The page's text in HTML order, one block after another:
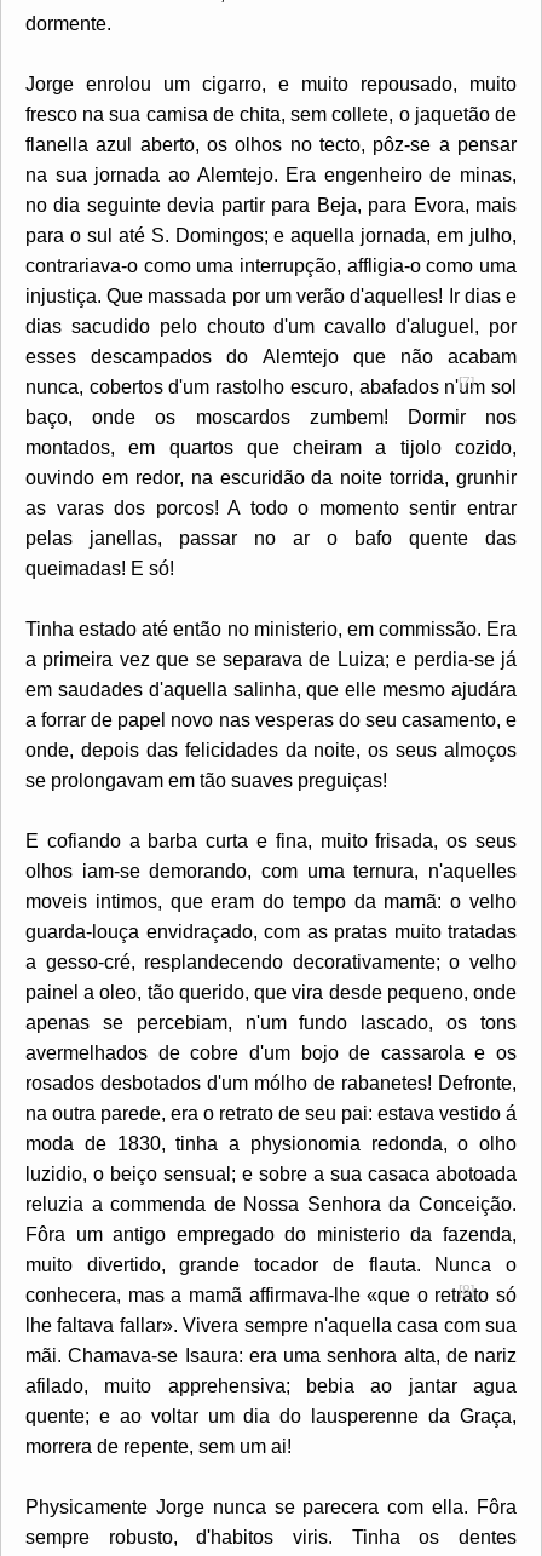
dormente.
Jorge enrolou um cigarro, e muito repousado, muito
fresco na sua camisa de chita, sem collete, o jaquetão de
flanella azul aberto, os olhos no tecto, pôz-se a pensar
na sua jornada ao Alemtejo. Era engenheiro de minas,
no dia seguinte devia partir para Beja, para Evora, mais
para o sul até S. Domingos; e aquella jornada, em julho,
contrariava-o como uma interrupção, affligia-o como uma
injustiça. Que massada por um verão d'aquelles! Ir dias e
dias sacudido pelo chouto d'um cavallo d'aluguel, por
esses descampados do Alemtejo que não acabam
nunca, cobertos d'um rastolho escuro, abafados n'um
[7]
sol
baço, onde os moscardos zumbem! Dormir nos
montados, em quartos que cheiram a tijolo cozido,
ouvindo em redor, na escuridão da noite torrida, grunhir
as varas dos porcos! A todo o momento sentir entrar
pelas janellas, passar no ar o bafo quente das
queimadas! E só!
Tinha estado até então no ministerio, em commissão. Era
a primeira vez que se separava de Luiza; e perdia-se já
em saudades d'aquella salinha, que elle mesmo ajudára
a forrar de papel novo nas vesperas do seu casamento, e
onde, depois das felicidades da noite, os seus almoços
se prolongavam em tão suaves preguiças!
E cofiando a barba curta e fina, muito frisada, os seus
olhos iam-se demorando, com uma ternura, n'aquelles
moveis intimos, que eram do tempo da mamã: o velho
guarda-louça envidraçado, com as pratas muito tratadas
a gesso-cré, resplandecendo decorativamente; o velho
painel a oleo, tão querido, que vira desde pequeno, onde
apenas se percebiam, n'um fundo lascado, os tons
avermelhados de cobre d'um bojo de cassarola e os
rosados desbotados d'um mólho de rabanetes! Defronte,
na outra parede, era o retrato de seu pai: estava vestido á
moda de 1830, tinha a physionomia redonda, o olho
luzidio, o beiço sensual; e sobre a sua casaca abotoada
reluzia a commenda de Nossa Senhora da Conceição.
Fôra um antigo empregado do ministerio da fazenda,
muito divertido, grande tocador de flauta. Nunca o
conhecera, mas a mamã affirmava-lhe «que
[8]
o retrato só
lhe faltava fallar». Vivera sempre n'aquella casa com sua
mãi. Chamava-se Isaura: era uma senhora alta, de nariz
afilado, muito apprehensiva; bebia ao jantar agua
quente; e ao voltar um dia do lausperenne da Graça,
morrera de repente, sem um ai!
Physicamente Jorge nunca se parecera com ella. Fôra
sempre robusto, d'habitos viris. Tinha os dentes